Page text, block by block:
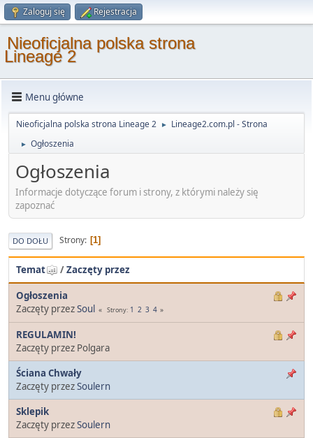
Zaloguj się Rejestracja
Nieoficjalna polska strona
Lineage 2
Menu główne
Nieoficjalna polska strona Lineage 2 ► Lineage2.com.pl - Strona
► Ogłoszenia
Ogłoszenia
Informacje dotyczące forum i strony, z którymi należy się
zapoznać
DO DOŁU Strony 1
Temat /Zaczęty przez
Ogłoszenia
Zaczęty przezSoul Strony 1 2 3 4
REGULAMIN!
Zaczęty przez Polgara
Ściana Chwały
Zaczęty przezSoulern
Sklepik
Zaczęty przezSoulern